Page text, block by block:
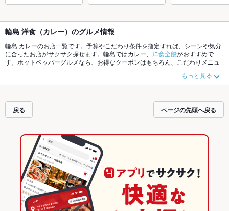
輪島 洋食（カレー）のグルメ情報
輪島 カレーのお店一覧です。予算やこだわり条件を指定すれば、シーンや気分
に合ったお店がサクサク探せます。輪島ではカレー、 洋食全般がおすすめで
す。ホットペッパーグルメなら、お得なクーポンはもちろん、こだわりメニュ
時間使える簡単便利なネット予約が使えるお店も拡大中です。友達どうしの飲
み会にも、会社の宴会にも、デートやパーティーにもお得に便利にホットペッ
もっと見る
戻る ページの先頭へ戻る